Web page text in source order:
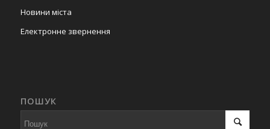
Новини міста
Електронне звернення
ПОШУК